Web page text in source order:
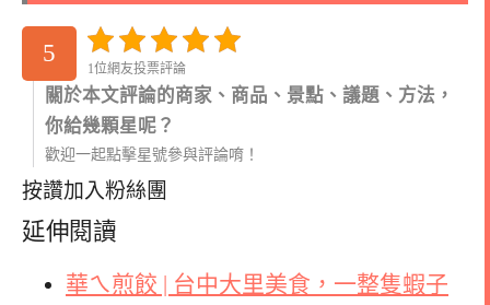
5
1位網友投票評論
關於本文評論的商家、商品、景點、議題、方法，
你給幾顆星呢？
歡迎一起點擊星號參與評論唷！
按讚加入粉絲團
延伸閱讀
華ㄟ煎餃 | 台中大里美食，一整隻蝦子